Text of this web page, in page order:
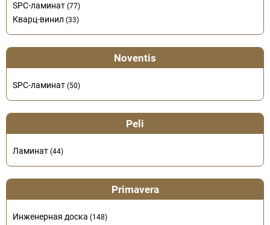
SPC-ламинат (77)
Кварц-винил (33)
Noventis
SPC-ламинат (50)
Peli
Ламинат (44)
Primavera
Инженерная доска (148)